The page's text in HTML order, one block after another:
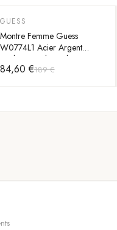
-55 %
GUESS
Montre Femme Guess
W0774L1 Acier Argent
Cadran Bicolore Bleu et Rose
84,60 €189 €